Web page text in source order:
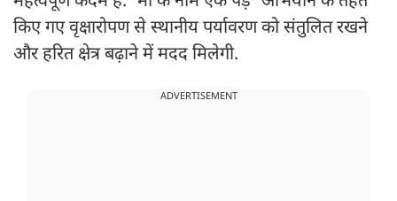
किए गए वृक्षारोपण से स्थानीय पर्यावरण को संतुलित रखने
और हरित क्षेत्र बढ़ाने में मदद मिलेगी.
ADVERTISEMENT